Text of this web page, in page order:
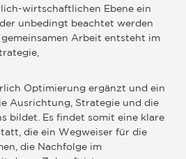
wirtschaftlichen Ebene ein
unbedingt beachtet werden
gemeinsamen Arbeit entsteht im
Optimierung ergänzt und ein
Ausrichtung, Strategie und die
bildet. Es findet somit eine klare
die ein Wegweiser für die
die Nachfolge im